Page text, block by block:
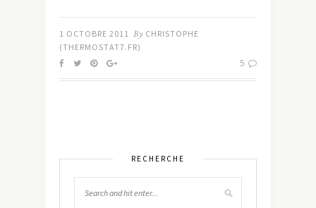
1 OCTOBRE 2011 By CHRISTOPHE
(THERMOSTAT7.FR)
5
RECHERCHE